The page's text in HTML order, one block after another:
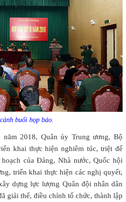
buổi họp báo.
2018, Quân ủy Trung ương, Bộ
khai thực hiện nghiêm túc, triệt để
của Đảng, Nhà nước, Quốc hội
triển khai thực hiện các nghị quyết,
dựng lực lượng Quân đội nhân dân
giải thể, điều chỉnh tổ chức, thành lập